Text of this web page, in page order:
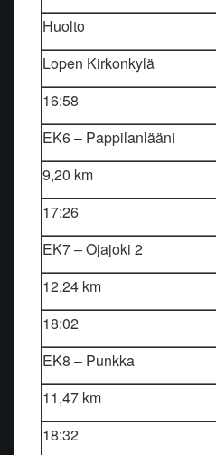
Huolto
Lopen Kirkonkylä
16:58
EK6 – Pappilanlääni
9,20 km
17:26
EK7 – Ojajoki 2
12,24 km
18:02
EK8 – Punkka
11,47 km
18:32